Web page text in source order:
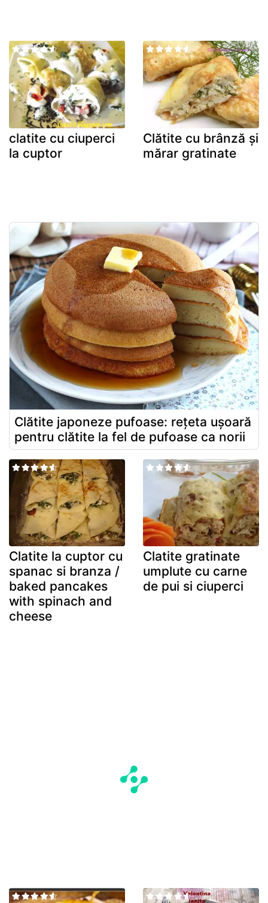
clatite cu ciuperci
la cuptor
Clătite cu brânză și
mărar gratinate
Clătite japoneze pufoase: rețeta ușoară
pentru clătite la fel de pufoase ca norii
Clatite la cuptor cu
spanac si branza /
baked pancakes
with spinach and
cheese
Clatite gratinate
umplute cu carne
de pui si ciuperci